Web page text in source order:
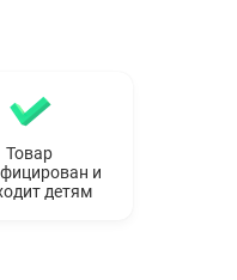
Товар
и
детям